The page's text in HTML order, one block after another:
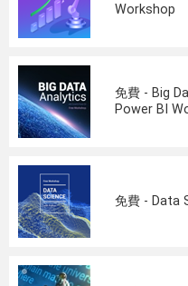
Workshop
免費 - Big
Power BI
免費 - Data